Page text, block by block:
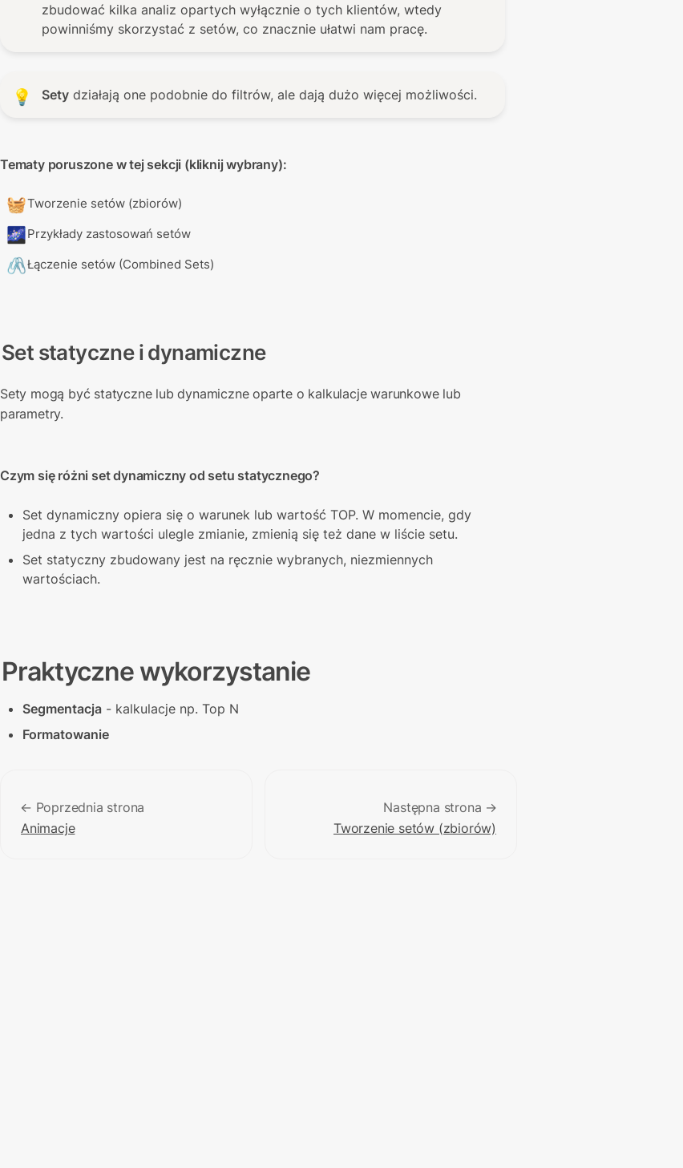
zbudować kilka analiz opartych wyłącznie o tych klientów, wtedy
💡 Sety działają one podobnie do filtrów, ale dają dużo więcej możliwości.
🧺Tworzenie setów (zbiorów)
🌌Przykłady zastosowań setów
🖇️Łączenie setów (Combined Sets)
Set statyczne i dynamiczne
Sety mogą być statyczne lub dynamiczne oparte o kalkulacje warunkowe lub
parametry.
Czym się różni set dynamiczny od setu statycznego?
Set dynamiczny opiera się o warunek lub wartość TOP. W momencie, gdy
jedna z tych wartości ulegle zmianie, zmienią się też dane w liście setu.
Set statyczny zbudowany jest na ręcznie wybranych, niezmiennych
wartościach.
Praktyczne wykorzystanie
Segmentacja - kalkulacje np. Top N
Formatowanie
← Poprzednia strona
Animacje
Następna strona →
Tworzenie setów (zbiorów)